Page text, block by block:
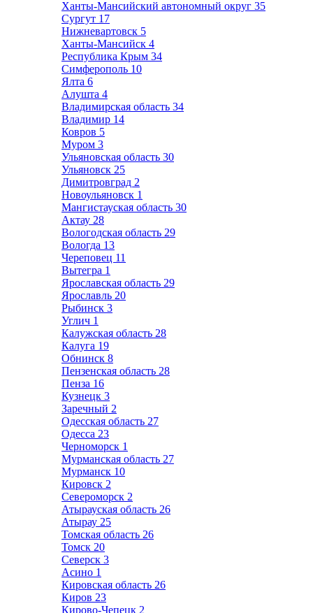
Ханты-Мансийский автономный округ 35
Сургут 17
Нижневартовск 5
Ханты-Мансийск 4
Республика Крым 34
Симферополь 10
Ялта 6
Алушта 4
Владимирская область 34
Владимир 14
Ковров 5
Муром 3
Ульяновская область 30
Ульяновск 25
Димитровград 2
Новоульяновск 1
Мангистауская область 30
Актау 28
Вологодская область 29
Вологда 13
Череповец 11
Вытегра 1
Ярославская область 29
Ярославль 20
Рыбинск 3
Углич 1
Калужская область 28
Калуга 19
Обнинск 8
Пензенская область 28
Пенза 16
Кузнецк 3
Заречный 2
Одесская область 27
Одесса 23
Черноморск 1
Мурманская область 27
Мурманск 10
Кировск 2
Североморск 2
Атырауская область 26
Атырау 25
Томская область 26
Томск 20
Северск 3
Асино 1
Кировская область 26
Киров 23
Кирово-Чепецк 2